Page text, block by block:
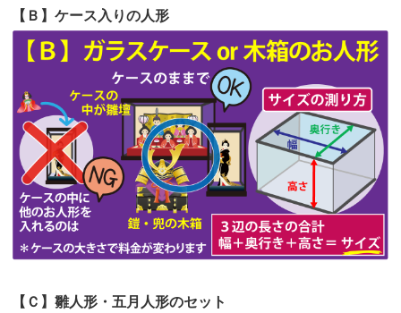
第56回人形供養祭 令和4年10月19日(水)
第55回人形供養祭令和4年9月8日(木)
第54回人形供養祭令和4年8月1日(月)
第53回人形供養祭令和4年7月1日(金)
第52回人形供養祭令和4年5月17日(火)
第51回人形供養祭令和4年4月18日(月)
第50回人形供養祭令和4年3月15日(火)
第49回人形供養祭令和4年1月17日(月)
【Ｂ】ケース入りの人形
【Ｃ】雛人形・五月人形のセット